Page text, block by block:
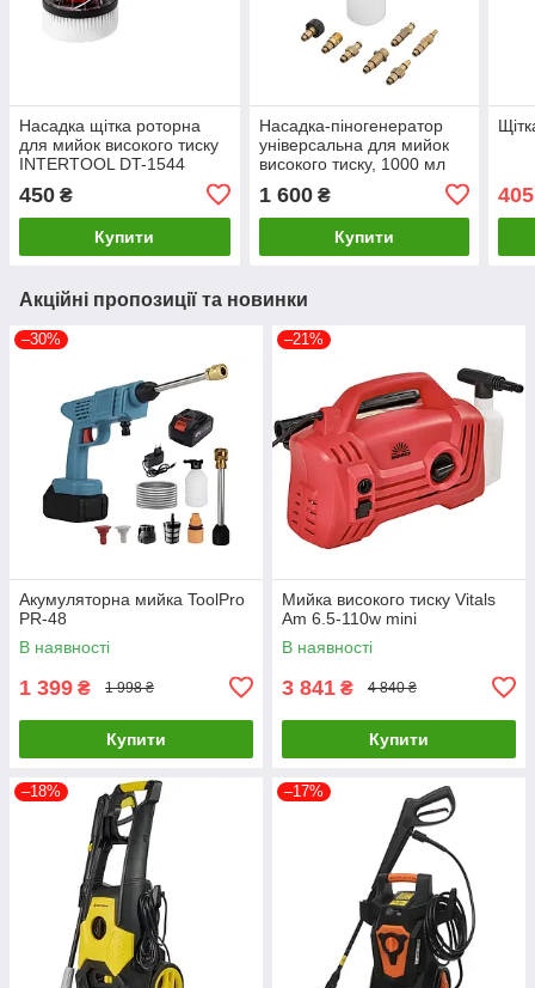
Насадка щітка роторна
для мийок високого тиску
INTERTOOL DT-1544
450 ₴
Купити
Насадка-піногенератор
універсальна для мийок
високого тиску, 1000 мл
1 600₴
Купити
405
Акційні пропозиції та новинки
–30%
Акумуляторна мийка ToolPro
PR-48
В наявності
1 399 ₴ 1 998 ₴
Купити
–21%
Мийка високого тиску Vitals
Am 6.5-110w mini
В наявності
3 841 ₴ 4 840 ₴
Купити
–18% –17%